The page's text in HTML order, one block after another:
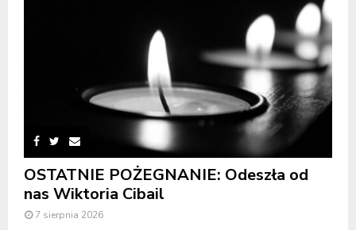
OSTATNIE POŻEGNANIE: Odeszła od
nas Wiktoria Cibail
7 sierpnia 2026